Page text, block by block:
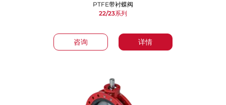
咨询 详情
PTFE带衬蝶阀
22/23系列